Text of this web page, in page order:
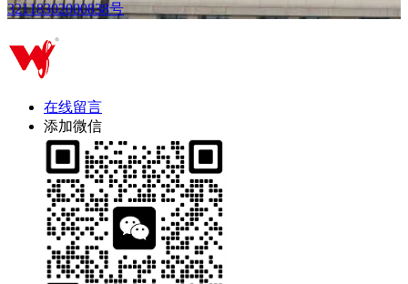
32118302000838号
在线留言
添加微信